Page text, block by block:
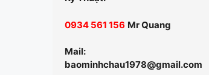
0934 561 156 Mr Quang
Mail:
baominhchau1978@gmail.com